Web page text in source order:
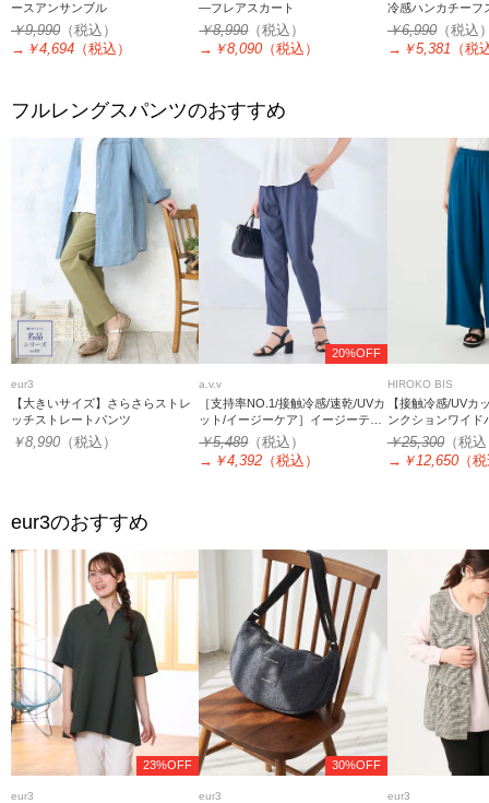
ースアンサンブル
￥9,990 （税込）
→ ￥4,694 （税込）
―フレアスカート
￥8,990（税込）
→ ￥8,090 （税込）
冷感ハンカチーフ
ソー
￥6,990（税込
→ ￥5,381 （税
フルレングスパンツのおすすめ
eur3
【大きいサイズ】さらさらストレ
ッチストレートパンツ
￥8,990 （税込）
20%OFF
a.v.v
［支持率NO.1/接触冷感/速乾/UVカ
ット/イージーケア］イージーテー
パードパンツ
￥5,489（税込）
→ ￥4,392 （税込）
HIROKO BIS
【接触冷感/UVカ
ンクションワイド
￥25,300（税
→ ￥12,650（
eur3のおすすめ
23%OFF
eur3
30%OFF
eur3 eur3